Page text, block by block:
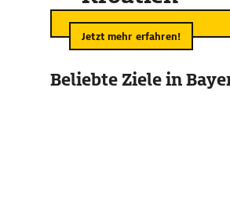
Jetzt mehr erfahren!
Beliebte Ziele in